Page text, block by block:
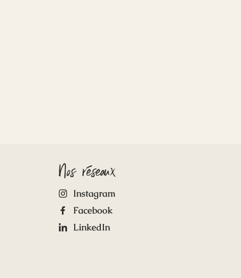
Nos réseaux
Instagram
Facebook
LinkedIn